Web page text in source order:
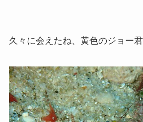
久々に会えたね、黄色のジョー君